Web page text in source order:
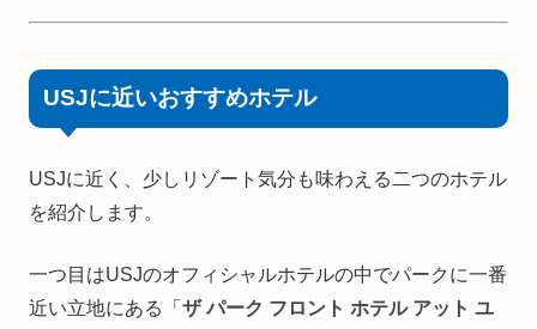
USJに近いおすすめホテル
USJに近く、少しリゾート気分も味わえる二つのホテル
を紹介します。
一つ目はUSJのオフィシャルホテルの中でパークに一番
近い立地にある「 ザ パーク フロント ホテル アット ユ